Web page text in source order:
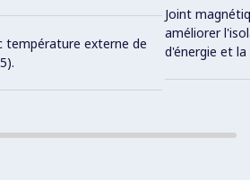
température externe de
Joint
améliorer
d'énergie et